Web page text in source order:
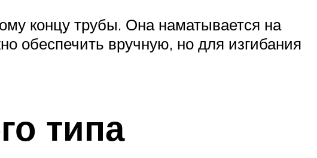
концу трубы. Она наматывается на
обеспечить вручную, но для изгибания
типа